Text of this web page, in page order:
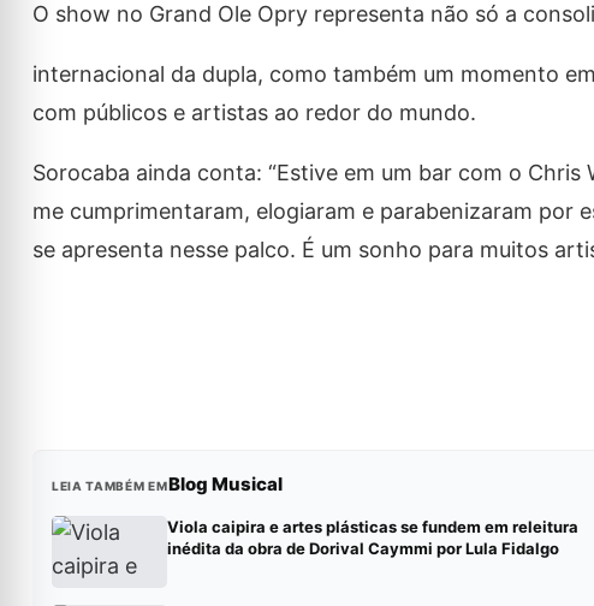
O show no Grand Ole Opry representa não só a
internacional da dupla, como também um momento
com públicos e artistas ao redor do mundo.
Sorocaba ainda conta: “Estive em um bar com o
me cumprimentaram, elogiaram e parabenizaram por
se apresenta nesse palco. É um sonho para muitos
LEIA TAMBÉM EMBlog Musical
Viola caipira e artes plásticas se fundem em releitura
inédita da obra de Dorival Caymmi por Lula Fidalgo